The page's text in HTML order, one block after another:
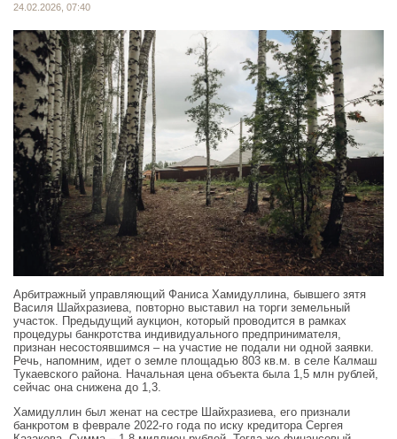
24.02.2026, 07:40
Арбитражный управляющий Фаниса Хамидуллина, бывшего зятя
Василя Шайхразиева, повторно выставил на торги земельный
участок. Предыдущий аукцион, который проводится в рамках
процедуры банкротства индивидуального предпринимателя,
признан несостоявшимся – на участие не подали ни одной заявки.
Речь, напомним, идет о земле площадью 803 кв.м. в селе Калмаш
Тукаевского района. Начальная цена объекта была 1,5 млн рублей,
сейчас она снижена до 1,3.
Хамидуллин был женат на сестре Шайхразиева, его признали
банкротом в феврале 2022-го года по иску кредитора Сергея